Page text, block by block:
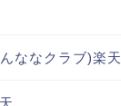
ななクラブ)楽天